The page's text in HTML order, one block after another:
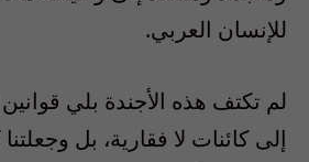
للإنسان العربي.
لم تكتف هذه الأجندة بلي قوانين
إلى كائنات لا فقارية، بل وجعلتنا